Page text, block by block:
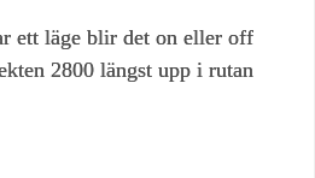
ett läge blir det on eller off
2800 längst upp i rutan